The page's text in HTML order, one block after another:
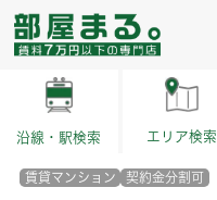
沿線・駅検索 エリア検索
賃貸マンション 契約金分割可